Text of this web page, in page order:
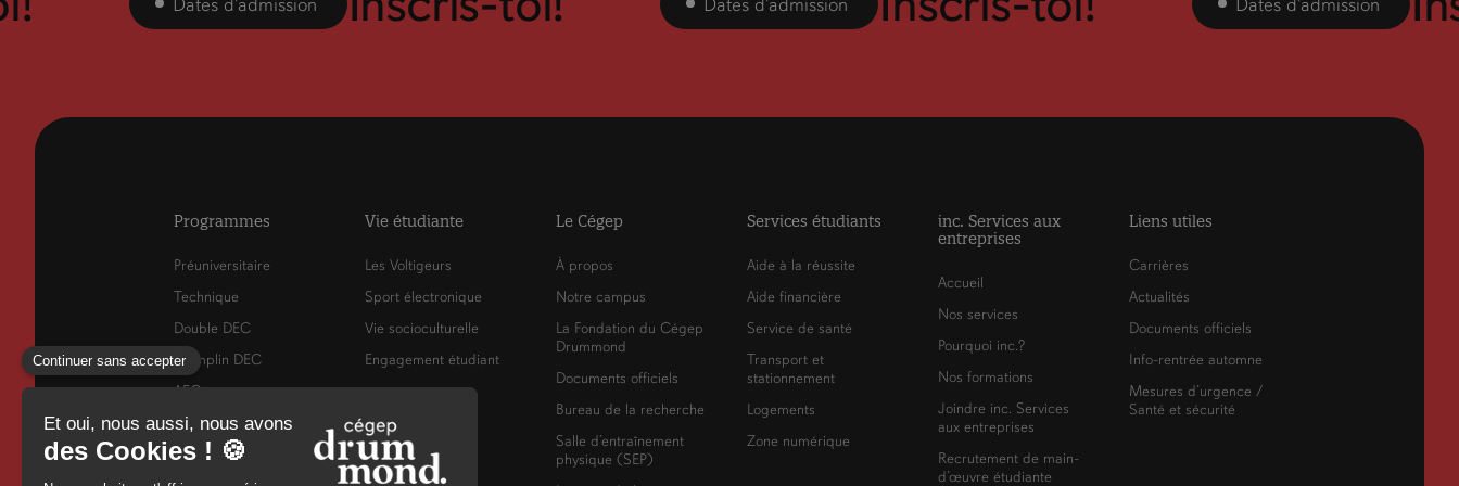
Programmes
Préuniversitaire
Technique
Double DEC
Tremplin DEC
AEC
RAC
Francisation
Vie étudiante
Les Voltigeurs
Sport électronique
Vie socioculturelle
Engagement étudiant
Le Cégep
À propos
Notre campus
La Fondation du Cégep
Drummond
Documents officiels
Bureau de la recherche
Salle d’entraînement
physique (SEP)
Services étudiants
Aide à la réussite
Aide financière
Service de santé
Transport et
stationnement
Logements
Zone numérique
inc. Services aux
entreprises
Accueil
Nos services
Pourquoi inc.?
Nos formations
Joindre inc. Services
aux entreprises
Recrutement de main-
d’œuvre étudiante
Liens utiles
Carrières
Actualités
Documents officiels
Info-rentrée automne
Mesures d’urgence /
Santé et sécurité